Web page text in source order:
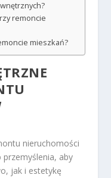
remoncie
mieszkań?
nieruchomości
aby
jak i estetykę